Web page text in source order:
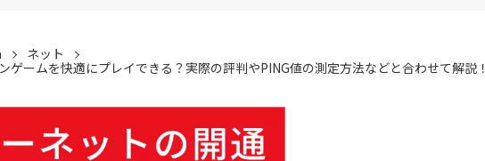
ネット
ゲームを快適にプレイできる？実際の評判やPING値の測定方法などと合わせて解説！